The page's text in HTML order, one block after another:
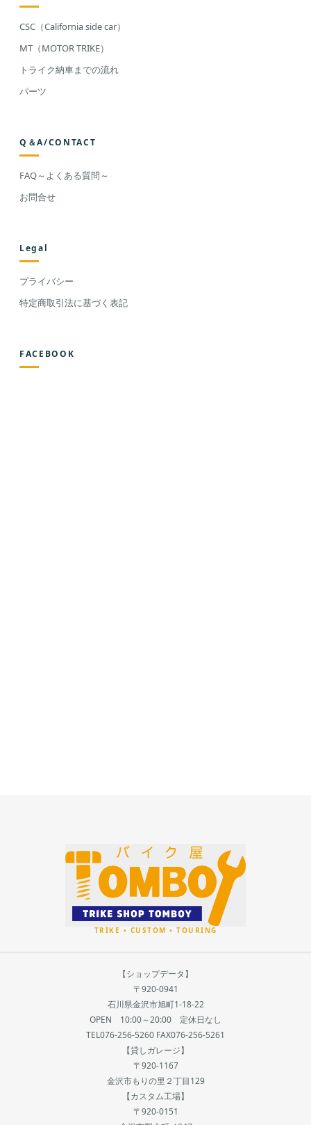
CSC（California side car）
MT（MOTOR TRIKE）
トライク納車までの流れ
パーツ
Q＆A/CONTACT
FAQ～よくある質問～
お問合せ
Legal
プライバシー
特定商取引法に基づく表記
FACEBOOK
【ショップデータ】
〒920-0941
石川県金沢市旭町1-18-22
OPEN 10:00～20:00 定休日なし
TEL076-256-5260 FAX076-256-5261
【貸しガレージ】
〒920-1167
金沢市もりの里２丁目129
【カスタム工場】
〒920-0151